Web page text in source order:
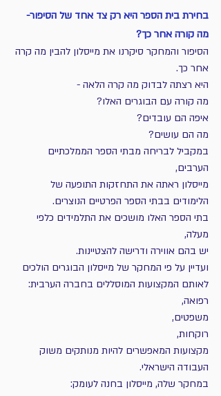
בחירת בית הספר היא רק צד אחד של הסיפור-
מה קורה אחר כך?
הסיפור והמחקר סיקרנו את מייסלון להבין מה קרה
אחר כך.
היא רצתה לבדוק מה קרה הלאה -
מה קורה עם הבוגרים האלו?
איפה הם עובדים?
מה הם עושים?
במקביל לבריחה מבתי הספר הממלכתיים
הערבים,
מייסלון ראתה את התחזקות התופעה של
הלימודים בבתי הספר הפרטיים הנוצרים.
בתי הספר האלו מושכים את התלמידים כלפי
מעלה,
יש בהם אווירה ודרישה להצטיינות.
ועדיין על פי המחקר של מייסלון הבוגרים הולכים
לאותם המקצועות המוסללים בחברה הערבית:
רפואה,
משפטים,
רוקחות,
מקצועות המאפשרים להיות מנותקים משוק
העבודה הישראלי.
במחקר שלה, מייסלון בחנה לעומק: